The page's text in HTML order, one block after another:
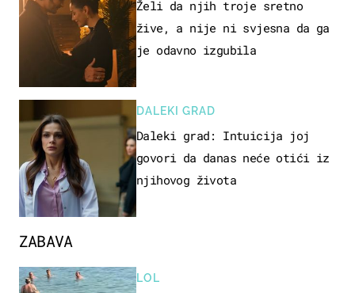
ZABAVA
LOL
Želi da njih troje sretno
žive, a nije ni svjesna da ga
je odavno izgubila
DALEKI GRAD
Daleki grad: Intuicija joj
govori da danas neće otići iz
njihovog života